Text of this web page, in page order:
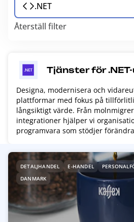
.NET
Återställ filter
Tjänster för
Designa, modernisera och
plattformar med fokus på
långsiktigt värde. Från
integrationer hjälper vi
programvara som stödjer
R
m
DETALJHANDEL E-HANDEL
DANMARK